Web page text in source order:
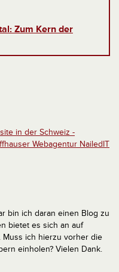
Zum Kern der
in der Schweiz -
Webagentur NailedIT
bin ich daran einen Blog zu
bietet es sich an auf
ich hierzu vorher die
einholen? Vielen Dank.